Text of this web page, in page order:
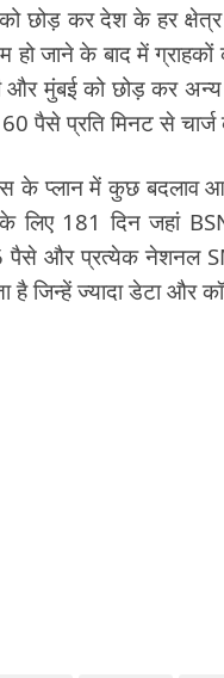
छोड़ कर देश के हर क्षेत्र
जाने के बाद में
और मुंबई को छोड़ कर
पैसे प्रति मिनट से चार्ज
के प्लान में कुछ
लिए 181 दिन जहां
और प्रत्येक नेशनल
है जिन्हें ज्यादा डेटा और